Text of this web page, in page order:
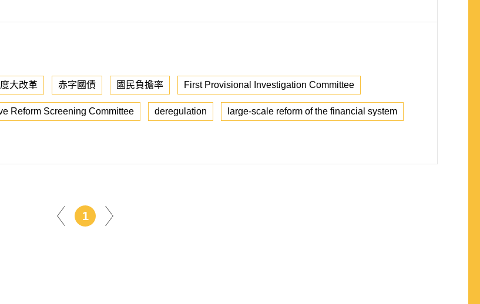
大改革 赤字國債 國民負擔率 First Provisional Investigation Committee
Reform Screening Committee deregulation large-scale reform of the financial system
1